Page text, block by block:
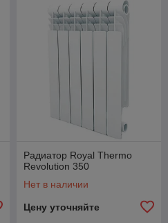
Радиатор Royal Thermo
Revolution 350
Нет в наличии
Цену уточняйте